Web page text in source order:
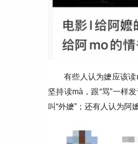
有些人认为嬷应该
坚持读mà，跟“骂”一样
叫“外嬷”；还有人认为阿